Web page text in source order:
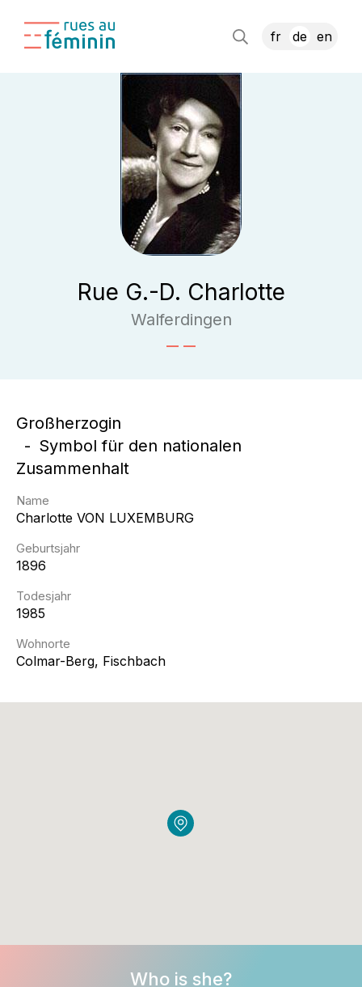
fr de en
Rue G.-D. Charlotte
Walferdingen
Großherzogin
Symbol für den nationalen
Zusammenhalt
Name
Charlotte VON LUXEMBURG
Geburtsjahr
1896
Todesjahr
1985
Wohnorte
Colmar-Berg, Fischbach
Who is she?